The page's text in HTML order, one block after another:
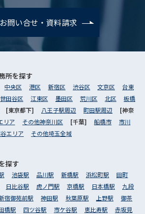
お問い合せ・資料請求
所を探す
中央区 港区 新宿区 渋谷区 文京区
台東
世田谷区 江東区 墨田区 荒川区 北区
板橋
[東京都下] 八王子駅周辺 町田駅周辺
[神奈
リア その他神奈川区 [千葉] 船橋市
市川
エリア その他埼玉全域
探す
池袋駅 品川駅 新橋駅 浜松町駅
田町
日比谷駅 虎ノ門駅 京橋駅 日本橋駅
九段
宿御苑前駅 神田駅 秋葉原駅 上野駅
御茶
橋駅 四ツ谷駅 市ケ谷駅 恵比寿駅
赤坂見